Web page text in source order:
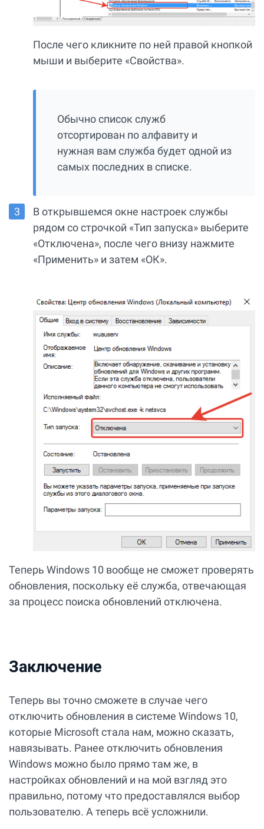
После чего кликните по ней правой кнопкой
мыши и выберите «Свойства».
Обычно список служб
отсортирован по алфавиту и
нужная вам служба будет одной из
самых последних в списке.
В открывшемся окне настроек службы
рядом со строчкой «Тип запуска» выберите
«Отключена», после чего внизу нажмите
«Применить» и затем «ОК».
Теперь Windows 10 вообще не сможет проверять
обновления, поскольку её служба, отвечающая
за процесс поиска обновлений отключена.
Заключение
Теперь вы точно сможете в случае чего
отключить обновления в системе Windows 10,
которые Microsoft стала нам, можно сказать,
навязывать. Ранее отключить обновления
Windows можно было прямо там же, в
настройках обновлений и на мой взгляд это
правильно, потому что предоставлялся выбор
пользователю. А теперь всё усложнили.